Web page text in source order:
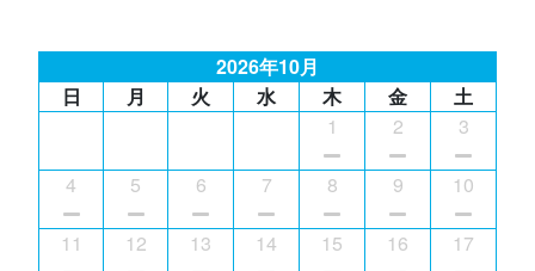
2026年10月
日
月 火 水 木 金
土
1
2 3
4 5 6 7 8 9 10
11 12 13 14 15 16 17